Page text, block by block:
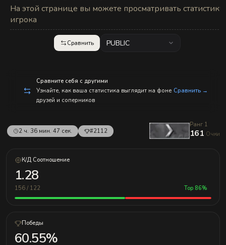
На этой странице вы можете просматривать статистику
игрока
Сравнить PUBLIC
Сравните себя с другими
Узнайте, как ваша статистика выглядит на фоне
друзей и соперников
Сравнить →
2 ч. 36 мин. 47 сек. #2112
Ранг 1
161 Очки
К/Д Соотношение
1.28
156 / 122 Top 86%
Победы
60.55%
п
р
а
в